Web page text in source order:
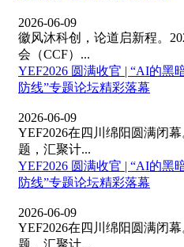
2026-06-09
徽风沐科创，论道启新程。
会（CCF）...
YEF2026 圆满收官 | “AI的黑
防线”专题论坛精彩落幕
2026-06-09
YEF2026在四川绵阳圆满闭
题，汇聚计...
YEF2026 圆满收官 | “AI的黑
防线”专题论坛精彩落幕
2026-06-09
YEF2026在四川绵阳圆满闭
题，汇聚计...